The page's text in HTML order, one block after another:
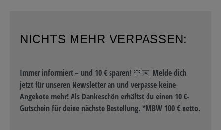
NICHTS MEHR VERPASSEN:
Immer informiert – und 10 € sparen! 💙✉️ Melde dich
jetzt für unseren Newsletter an und verpasse keine
Angebote mehr! Als Dankeschön erhältst du einen 10 €-
Gutschein für deine nächste Bestellung. *MBW 100 € netto.